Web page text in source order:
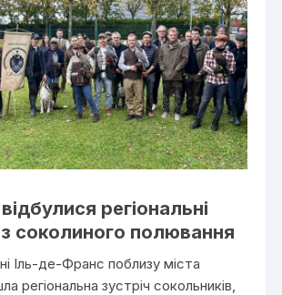
регіональні
соколиного полювання
Іль-де-Франс поблизу міста
регіональна зустріч сокольників,